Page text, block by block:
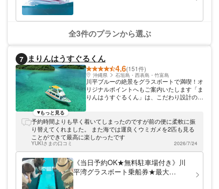
全3件のプランから選ぶ
7 まりんはうすぐるくん
4.6(151件)
沖縄県 石垣島・西表島・竹富島
川平ブルーの絶景をグラスボートで満喫！オ
リジナルポイントへもご案内いたします「ま
りんはうすぐるくん」は、こだわり設計のグ
加できるので小さなお子様がいるファミリー
にもぴったり。きれいなサンゴと可愛い海の
生き物たちに会いに行きましょう！新石垣空
港より車で約35分。大きな無料駐車場があ
るので安心してお越しいただけますよ。
もっと見る
予約時間よりも早く着いてしまったのですが前の便に柔軟に振
り替えてくれました。 また海では運良くウミガメを2匹も見る
ことができて最高に楽しかったです
YUKIさまの口コミ 2026/7/24
《当日予約OK★無料駐車場付き》川
平湾グラスボート乗船券★最大